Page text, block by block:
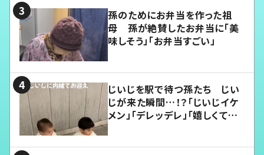
孫のためにお弁当を作った祖
母 孫が絶賛したお弁当に「美
味しそう」「お弁当すごい」
じいじを駅で待つ孫たち じい
じが来た瞬間…！？「じいじイケ
メン」「デレッデレ」「嬉しくて可